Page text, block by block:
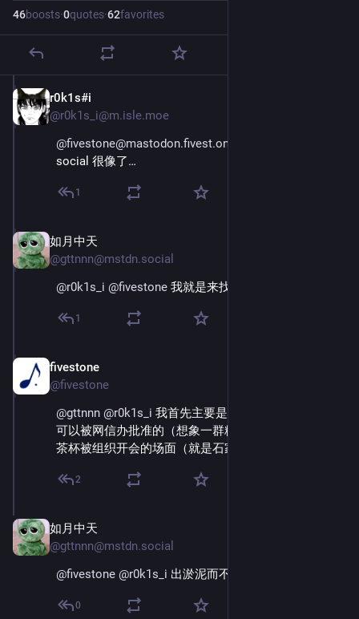
46boosts·0quotes·62favorites
r0k1s#i
@r0k1s_i@m.isle.moe
@fivestone@mastodon.fivest.one
social 很像了…
1
如月中天
@gttnnn@mstdn.social
@r0k1s_i @fivestone 我就是来找这个回复的😆
1
fivestone
@fivestone
@gttnnn @r0k1s_i 我首先主要是好奇这样一个结构是
可以被网信办批准的（想象一群粉红实例站长一起端着
茶杯被组织开会的场面（就是石家庄摇滚那个feel
2
如月中天
@gttnnn@mstdn.social
@fivestone @r0k1s_i 出淤泥而不染，濯清涟而不妖😇
0